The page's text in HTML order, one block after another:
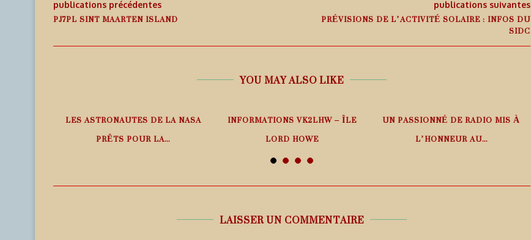
publications précédentes
PJ7PL SINT MAARTEN ISLAND
publications suivantes
PRÉVISIONS DE L’ACTIVITÉ SOLAIRE : INFOS DU
SIDC
YOU MAY ALSO LIKE
LES ASTRONAUTES DE LA NASA
PRÊTS POUR LA...
INFORMATIONS VK2LHW – ÎLE
LORD HOWE
6 août 2026
UN PASSIONNÉ DE RADIO MIS À
L’HONNEUR AU...
LAISSER UN COMMENTAIRE